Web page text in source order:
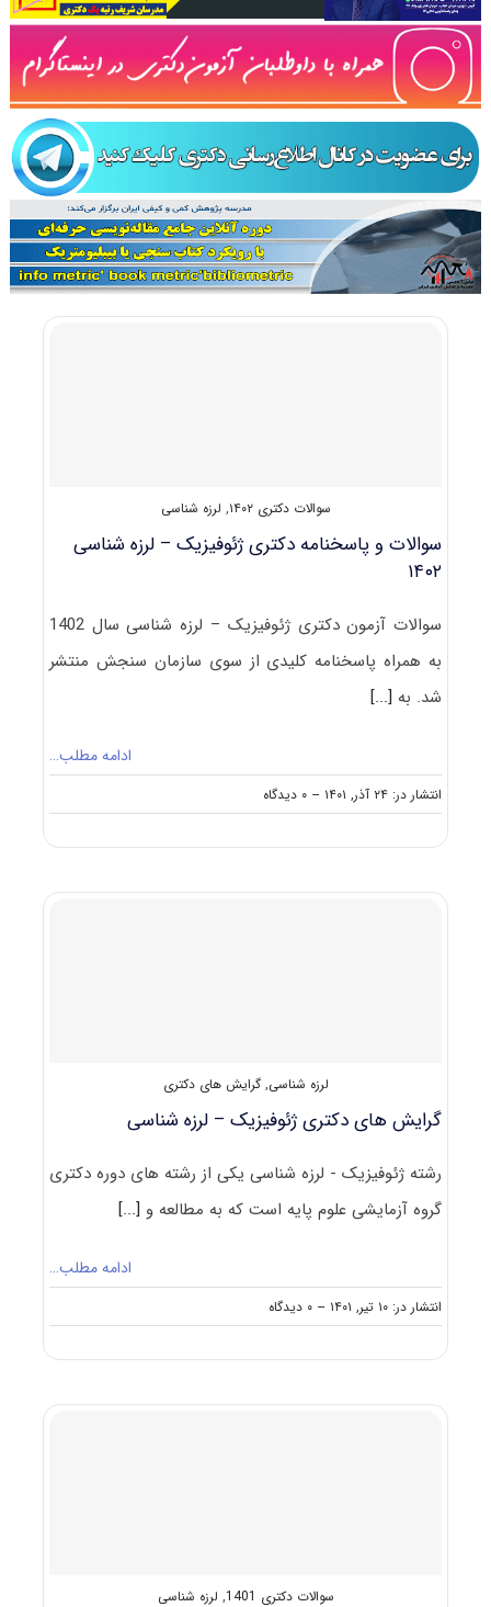
سوالات دکتری ۱۴۰۲ , لرزه شناسی
سوالات و پاسخنامه دکتری ژئوفیزیک – لرزه شناسی
۱۴۰۲
سوالات آزمون دکتری ژئوفیزیک – لرزه شناسی سال 1402
به همراه پاسخنامه کلیدی از سوی سازمان سنجش منتشر
شد. به [...]
ادامه مطلب…
انتشار در: ۲۴ آذر, ۱۴۰۱ -- ۰ دیدگاه
on
سوالات
ژئوفیزیک
لرزه شناسی,گرایش های دکتری
گرایش های دکتری ژﺋﻮﻓﻴﺰیک – لرزه شناسی
رشته ژﺋﻮﻓﻴﺰیک - لرزه شناسی یکی از رشته های دوره دکتری
گروه آزمایشی علوم پایه است که به مطالعه و [...]
ادامه مطلب…
انتشار در: ۱۰ تیر, ۱۴۰۱ -- ۰ دیدگاه
on
گرایش
–
سوالات دکتری 1401 , لرزه شناسی